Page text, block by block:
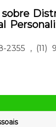
sobre
2355 , (11)